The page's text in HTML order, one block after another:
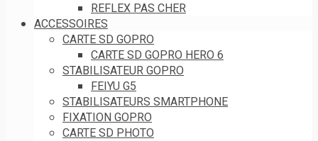
REFLEX PAS CHER
ACCESSOIRES
CARTE SD GOPRO
CARTE SD GOPRO HERO 6
STABILISATEUR GOPRO
FEIYU G5
STABILISATEURS SMARTPHONE
FIXATION GOPRO
CARTE SD PHOTO